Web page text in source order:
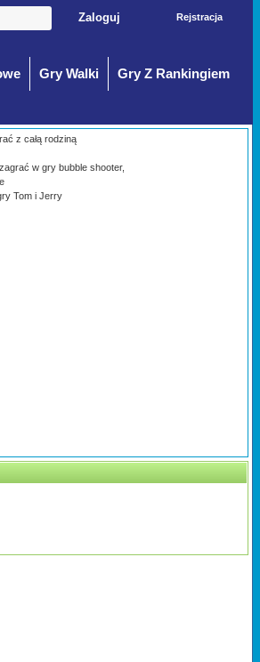
Rejstracja
Gry Walki Gry Z Rankingiem
z całą rodziną
w gry bubble shooter,
Tom i Jerry